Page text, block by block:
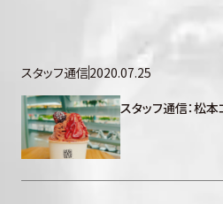
スタッフ通信2020.07.25
スタッフ通信：松